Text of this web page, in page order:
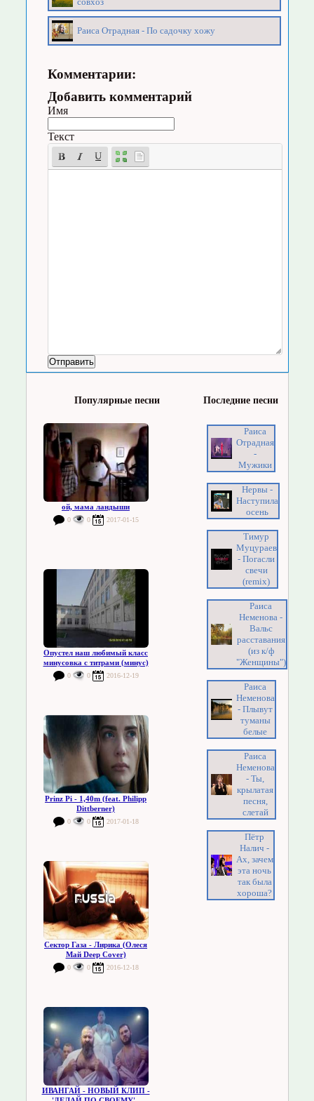
Раиса Отрадная - По садочку хожу
Комментарии:
Добавить комментарий
Имя
Текст
Популярные песни
ой, мама ландыши
0 0 2017-01-15
Опустел наш любимый класс
минусовка с титрами (минус)
0 0 2016-12-19
Prinz Pi - 1,40m (feat. Philipp
Dittberner)
0 0 2017-01-18
Сектор Газа - Лирика (Олеся
Май Deep Cover)
0 0 2016-12-18
ИВАНГАЙ - НОВЫЙ КЛИП -
Последние песни
Раиса
Отрадная
-
Мужики
Нервы -
Наступила
осень
Тимур
Муцураев
- Погасли
свечи
(remix)
Раиса
Неменова -
Вальс
расставания
(из к/ф
"Женщины")
Раиса
Неменова
- Плывут
туманы
белые
Раиса
Неменова
- Ты,
крылатая
песня,
слетай
Пётр
Налич -
Ах, зачем
эта ночь
так была
хороша?